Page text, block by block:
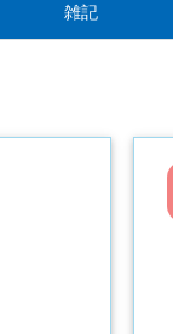
雑記